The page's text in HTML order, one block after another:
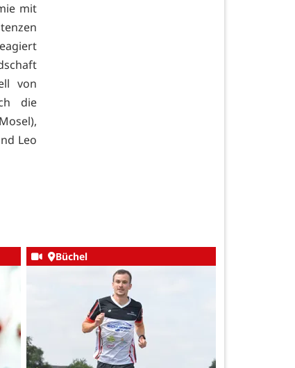
mit
von
die
Leo
Büchel